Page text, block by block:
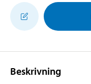
Beskrivning